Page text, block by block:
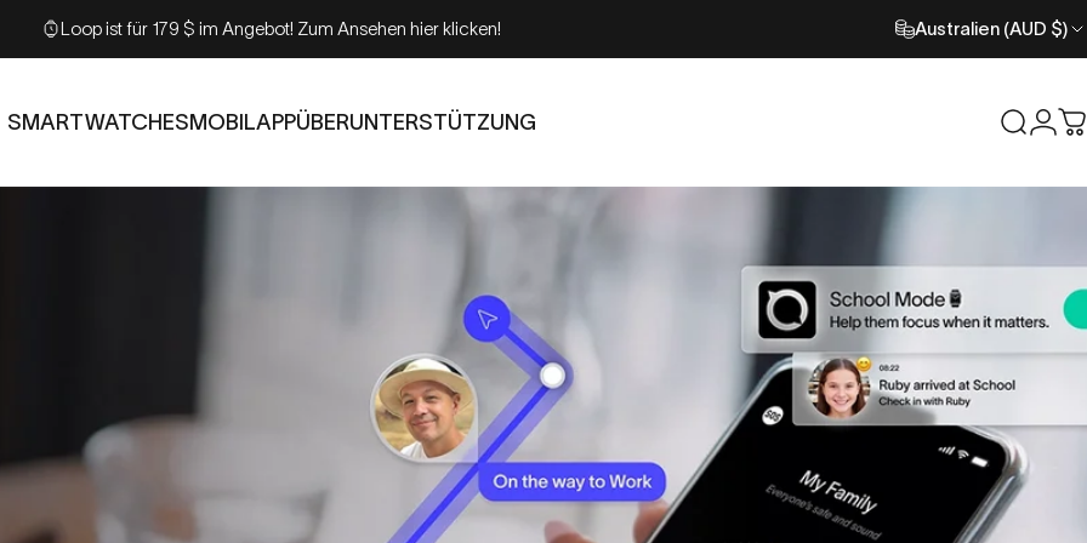
Kostenloser Versand ab 200 $! Australien (AUD $)
SMARTWATCHESMOBILAPPÜBERUNTERSTÜTZUNG Suche